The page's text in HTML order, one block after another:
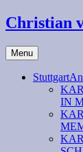
Christian
Menu
IN